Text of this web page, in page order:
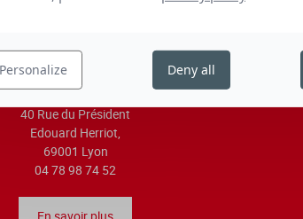
40 Rue du Président
Edouard Herriot,
69001 Lyon
04 78 98 74 52
Personalize Deny all